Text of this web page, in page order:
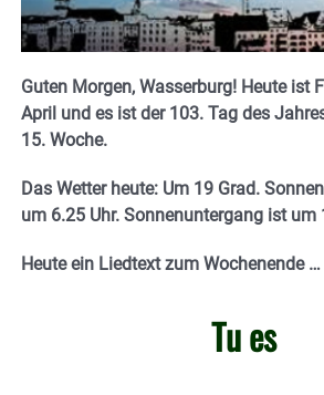
Guten Morgen, Wasserburg! Heute ist
April und es ist der 103. Tag des
15. Woche.
Das Wetter heute: Um 19 Grad.
um 6.25 Uhr. Sonnenuntergang ist um
Heute ein Liedtext zum Wochenende …
Tu es